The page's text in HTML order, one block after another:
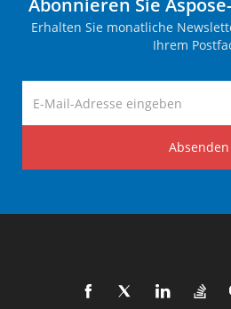
Abonnieren Sie
Erhalten Sie monatliche
Ihrem
Absenden